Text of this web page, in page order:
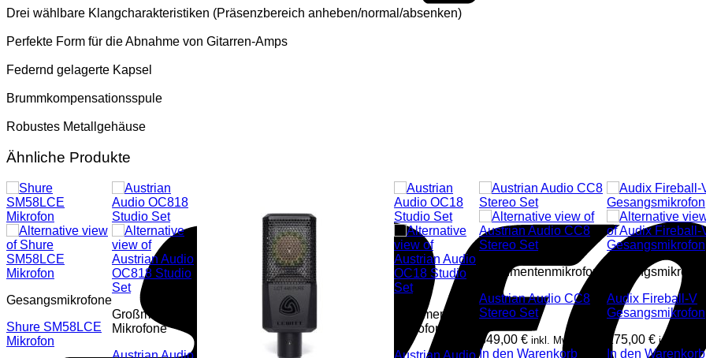
Drei wählbare Klangcharakteristiken (Präsenzbereich anheben/normal/absenken)
Perfekte Form für die Abnahme von Gitarren-Amps
Federnd gelagerte Kapsel
Brummkompensationsspule
Robustes Metallgehäuse
Ähnliche Produkte
Gesangsmikrofone
Shure SM58LCE
Mikrofon
Großmembran-
Mikrofone
Austrian Audio
Großmembran-
Mikrofone
Austrian Audio
Instrumentenmikrofone
Austrian Audio CC8
Stereo Set
849,00 € inkl. Mwst
In den Warenkorb
Audix Fireball-V
Gesangsmikrofon
175,00€ inkl. Mwst
In den Warenkorb